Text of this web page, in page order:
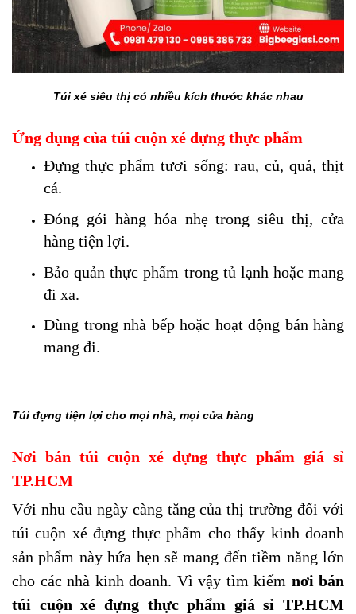
Túi xé siêu thị có nhiều kích thước khác nhau
Ứng dụng của túi cuộn xé đựng thực phẩm
Đựng thực phẩm tươi sống: rau, củ, quả, thịt
cá.
Đóng gói hàng hóa nhẹ trong siêu thị, cửa
hàng tiện lợi.
Bảo quản thực phẩm trong tủ lạnh hoặc mang
đi xa.
Dùng trong nhà bếp hoặc hoạt động bán hàng
mang đi.
Túi đựng tiện lợi cho mọi nhà, mọi cửa hàng
Nơi bán túi cuộn xé đựng thực phẩm giá sỉ
TP.HCM
Với nhu cầu ngày càng tăng của thị trường đối với
túi cuộn xé đựng thực phẩm cho thấy kinh doanh
sản phẩm này hứa hẹn sẽ mang đến tiềm năng lớn
cho các nhà kinh doanh. Vì vậy tìm kiếm nơi bán
túi cuộn xé đựng thực phẩm giá sỉ TP.HCM